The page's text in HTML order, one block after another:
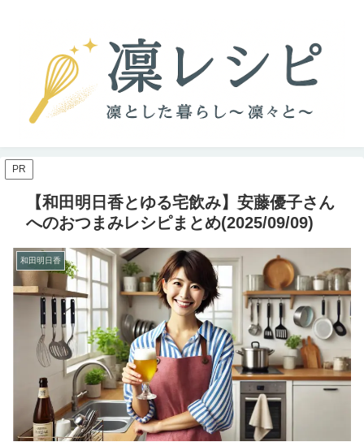
PR
【和田明日香とゆる宅飲み】安藤優子さん
へのおつまみレシピまとめ(2025/09/09)
和田明日香